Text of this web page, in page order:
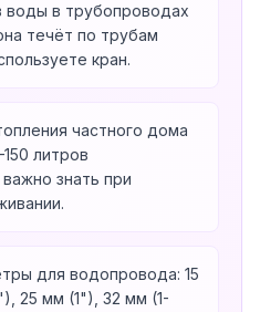
воды в трубопроводах
течёт по трубам
кран.
частного дома
литров
знать при
для водопровода: 15
25 мм (1"), 32 мм (1-